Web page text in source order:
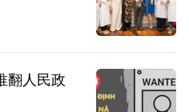
翻人民政